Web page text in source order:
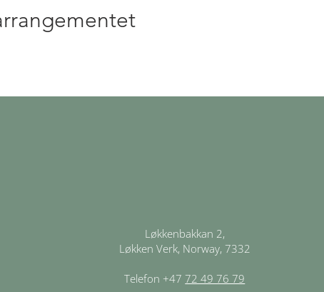
Løkkenbakkan 2,
Løkken Verk, Norway, 7332
Telefon +47 72 49 76 79